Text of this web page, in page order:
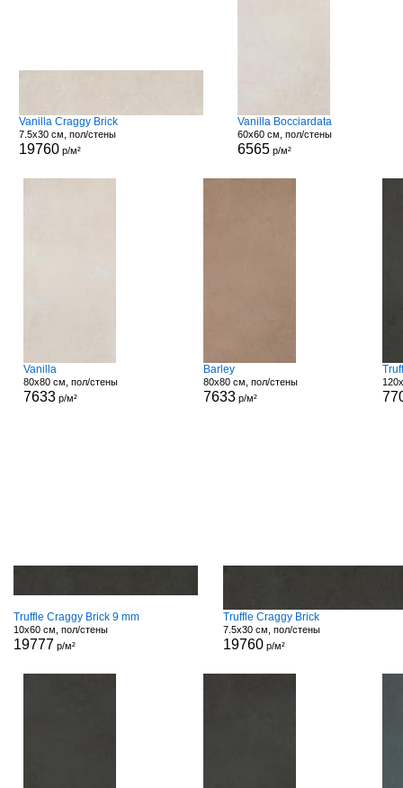
Vanilla Craggy Brick
7.5x30 см, пол/стены
19760р/м²
Vanilla Bocciardata
60x60 см, пол/стены
6565 р/м²
Vanilla
80x80 см, пол/стены
7633 р/м²
Barley
80x80 см, пол/стены
7633р/м²
Truffle Craggy Brick 9 mm
10x60 см, пол/стены
19777 р/м²
Truffle Craggy Brick
7.5x30 см, пол/стены
19760р/м²